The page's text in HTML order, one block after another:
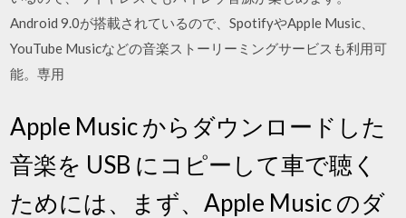
Android 9.0が搭載されているので、SpotifyやApple Music、
YouTube Musicなどの音楽ストーリーミングサービスも利用可
能。専用
Apple Music からダウンロードした
音楽を USB にコピーして車で聴く
ためには、まず、Apple Music のダ